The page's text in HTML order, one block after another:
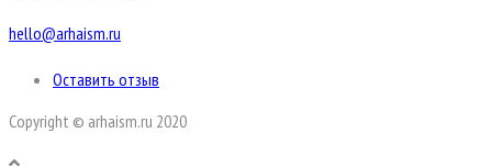
hello@arhaism.ru
Оставить отзыв
Copyright © arhaism.ru 2020